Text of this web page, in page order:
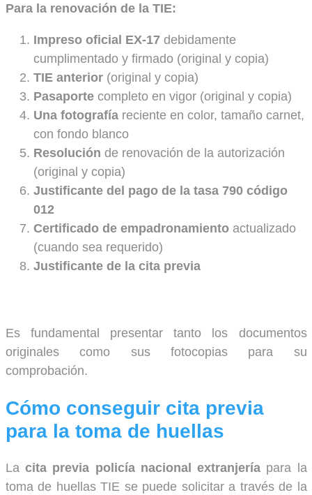
Para la renovación de la TIE:
Impreso oficial EX-17 debidamente
cumplimentado y firmado (original y copia)
TIE anterior (original y copia)
Pasaporte completo en vigor (original y copia)
Una fotografía reciente en color, tamaño carnet,
con fondo blanco
Resolución de renovación de la autorización
(original y copia)
Justificante del pago de la tasa 790 código
012
Certificado de empadronamiento actualizado
(cuando sea requerido)
Justificante de la cita previa
Es fundamental presentar tanto los documentos
originales como sus fotocopias para su
comprobación.
Cómo conseguir cita previa
para la toma de huellas
Lacita previa policía nacional extranjería para la
toma de huellas TIE se puede solicitar a través de la